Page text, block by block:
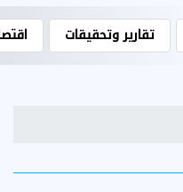
تقارير وتحقيقات